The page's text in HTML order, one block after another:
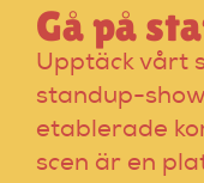
Gå på
Upptäck vårt
standup-
etablerade
scen är en